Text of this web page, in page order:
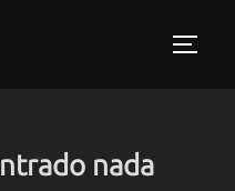
nada